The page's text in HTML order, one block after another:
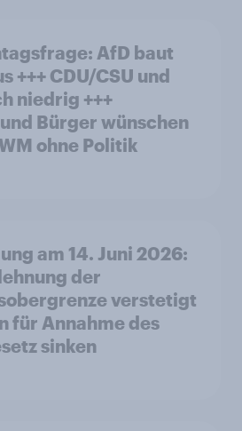
AfD baut
und
niedrig +++
Bürger wünschen
ohne Politik
am 14. Juni 2026:
der
verstetigt
für Annahme des
sinken